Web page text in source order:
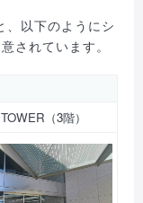
、以下のようにシ
されています。
（3階）